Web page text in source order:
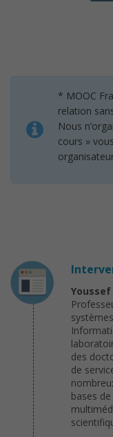
* MOOC
relation
Nous
cours »
des
de
bases